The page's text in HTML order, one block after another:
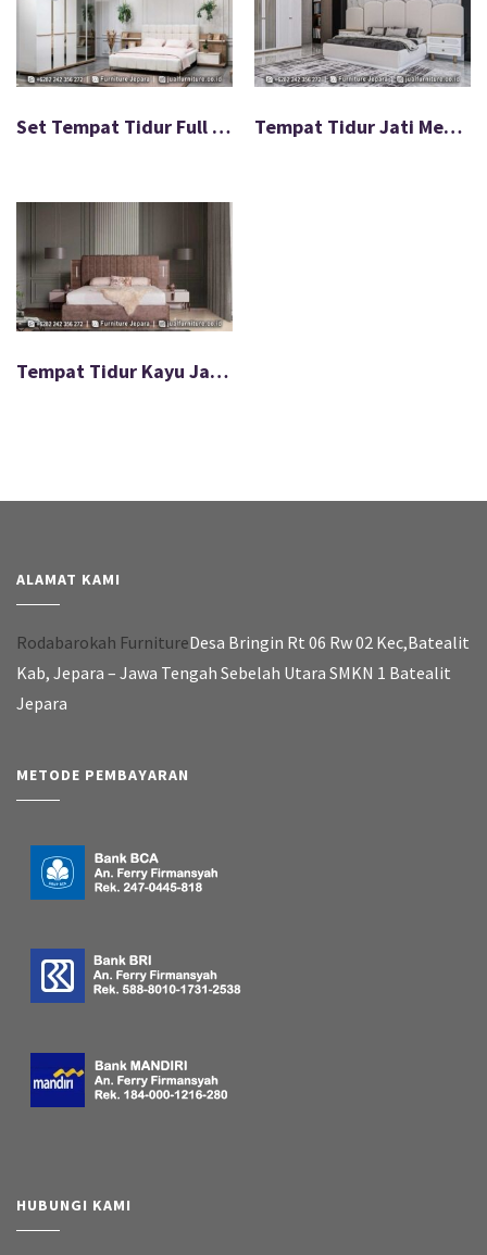
Set Tempat Tidur Full Jok Desain Minimalis Modern FS-046 Tempat Tidur Jati Mewah Gaya Eropa Modern FS-011
Tempat Tidur Kayu Jati Minimalis Modern FS-024
ALAMAT KAMI
Rodabarokah FurnitureDesa Bringin Rt 06 Rw 02 Kec,Batealit
Kab, Jepara – Jawa Tengah Sebelah Utara SMKN 1 Batealit
Jepara
METODE PEMBAYARAN
HUBUNGI KAMI